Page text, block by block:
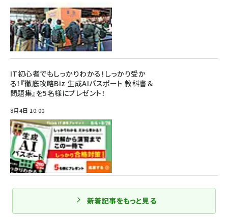
IT初心者でもしっかりわかる！しっかり受か
る！『徹底攻略Biz 生成AIパスポート 教科書＆
問題集』を5名様にプレゼント！
8月4日 10:00
新着記事をもっと見る